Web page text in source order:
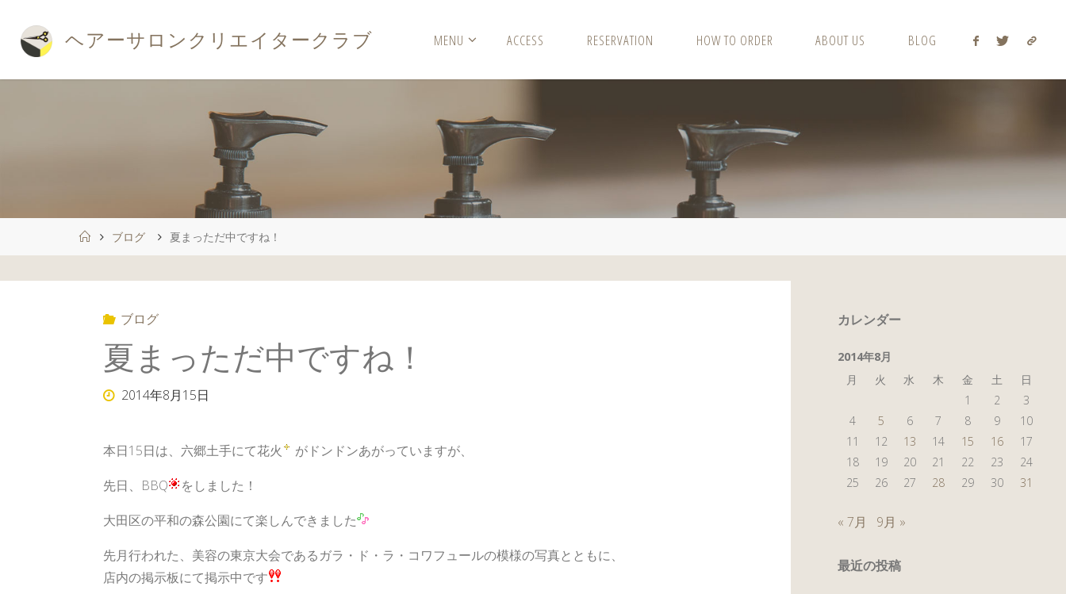
ン
ヘアーサ ロ ンク リ エイ タ ーク ラ ブ MENU ACCESS RESERVATION HOW TO ORDER ABOUT US BLOG
ホ
ー
ブログ 夏まっただ中ですね！
ブログ
夏まっただ中ですね！
2014年8月15日
本日15日は、六郷土手にて花火
がドンドンあがっていますが、
先日、BBQ
をしました！
大田区の平和の森公園にて楽しんできました
先月行われた、美容の東京大会であるガラ・ド・ラ・コワフュールの模様の写真とともに、
店内の掲示板にて掲示中です
カレンダー
2014年8月
月
火 水 木 金 土
日
1
2
3
4
5 6 7 8 9
10
11
12 13 14 15 16
17
18
19 20 21 22 23
24
25
26 27 28 29 30 31
« 7月 9月 »
最近の投稿